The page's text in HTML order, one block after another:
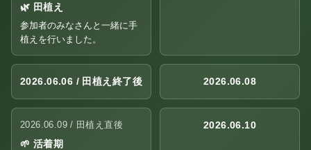
🌿 田植え
参加者のみなさんと一緒に手
植えを行いました。
2026.06.06 / 田植え終了後 2026.06.08
2026.06.09 / 田植え直後
🌱 活着期
2026.06.10